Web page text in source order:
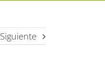
Siguiente